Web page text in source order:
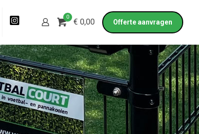
0
€ 0,00 Offerte aanvragen